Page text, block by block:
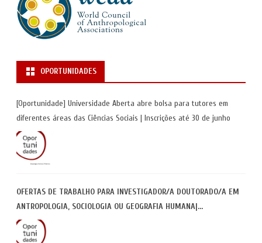
OPORTUNIDADES
[Oportunidade] Universidade Aberta abre bolsa para tutores em
diferentes áreas das Ciências Sociais | Inscrições até 30 de junho
OFERTAS DE TRABALHO PARA INVESTIGADOR/A DOUTORADO/A EM
ANTROPOLOGIA, SOCIOLOGIA OU GEOGRAFIA HUMANA|
UNIVERSIDADE DE COIMBRA | CANDIDATURAS ATÉ 29 DE MAIO 2026